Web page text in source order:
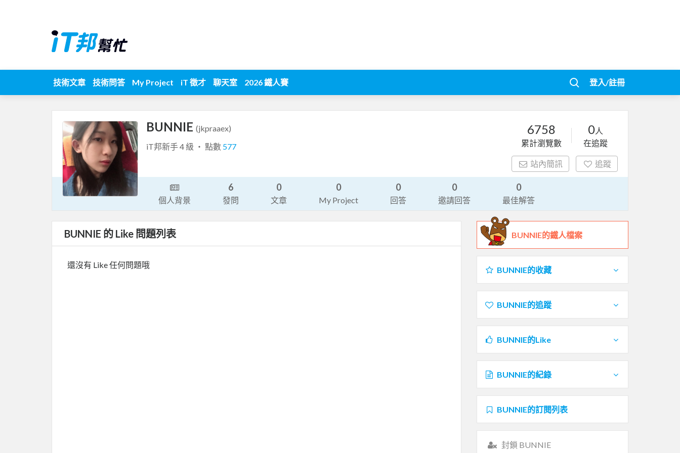
技術文章 技術問答 My Project iT 徵才 聊天室 2026 鐵人賽 登入/註冊
BUNNIE (jkpraaex)
iT邦新手 4 級 ‧ 點數 577
6758
累計瀏覽數
0人
在追蹤
站內簡訊 追蹤
個人背景
6
發問
0
文章
0
My Project
0
回答
0
邀請回答
0
最佳解答
BUNNIE 的 Like 問題列表
還沒有 Like 任何問題哦
BUNNIE的鐵人檔案
BUNNIE的收藏
BUNNIE的追蹤
BUNNIE的Like
BUNNIE的紀錄
BUNNIE的訂閱列表
封鎖 BUNNIE